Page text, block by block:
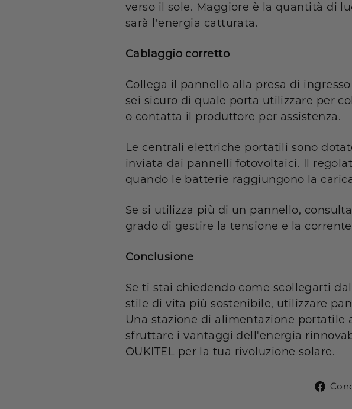
verso il sole. Maggiore è la quantità di
sarà l'energia catturata.
Cablaggio corretto
Collega il pannello alla presa di
sei sicuro di quale porta utilizzare per
o contatta il produttore per assistenza.
Le centrali elettriche portatili sono
inviata dai pannelli fotovoltaici. Il
quando le batterie raggiungono la
Se si utilizza più di un pannello,
grado di gestire la tensione e la
Conclusione
Se ti stai chiedendo come scollegarti
stile di vita più sostenibile, utilizzare
Una stazione di alimentazione
sfruttare i vantaggi dell'energia
OUKITEL per la tua rivoluzione solare.